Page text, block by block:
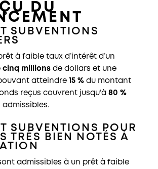
DU
SUBVENTIONS
à faible taux d’intérêt d’un
cinq millions de dollars et une
atteindre 15 % du montant
reçus couvrent jusqu’à 80 %
admissibles.
SUBVENTIONS POUR
TRÈS BIEN NOTÉS À
admissibles à un prêt à faible